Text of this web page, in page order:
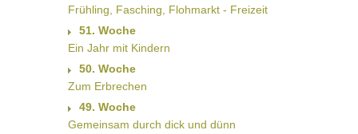
Frühling, Fasching, Flohmarkt - Freizeit
51. Woche
Ein Jahr mit Kindern
50. Woche
Zum Erbrechen
49. Woche
Gemeinsam durch dick und dünn